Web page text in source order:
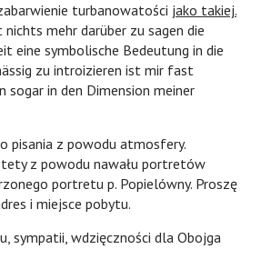
turbanowatości jako takiej.
mehr darüber zu sagen die
eine symbolische Bedeutung in die
zu introizieren ist mir fast
sogar in den Dimension meiner
pisania z powodu atmosfery.
z powodu nawału portretów
portretu p. Popielówny. Proszę
i miejsce pobytu.
sympatii, wdzięczności dla Obojga